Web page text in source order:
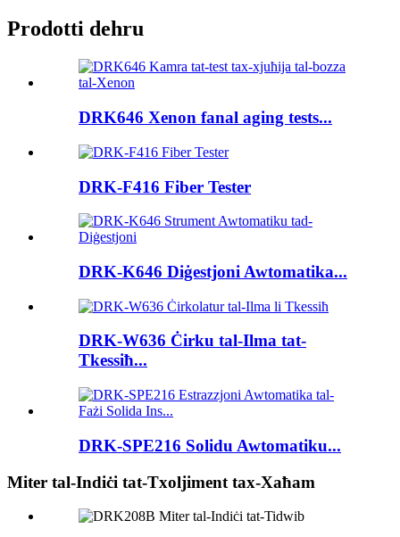
Prodotti dehru
DRK646 Xenon fanal aging tests...
DRK-F416 Fiber Tester
DRK-K646 Diġestjoni Awtomatika...
DRK-W636 Ċirku tal-Ilma tat-
Tkessiħ...
DRK-SPE216 Solidu Awtomatiku...
Miter tal-Indiċi tat-Txoljiment tax-Xaħam